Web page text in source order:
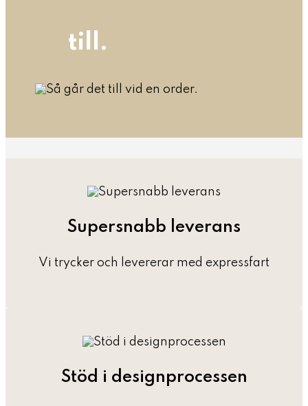
till.
Supersnabb leverans
Vi trycker och levererar med expressfart
Stöd i designprocessen